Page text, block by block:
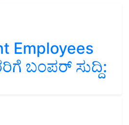
Employees
ಬಂಪರ್‌ ಸುದ್ದಿ: